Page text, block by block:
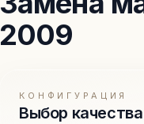
2009
КОНФИГУРАЦИЯ
Выбор